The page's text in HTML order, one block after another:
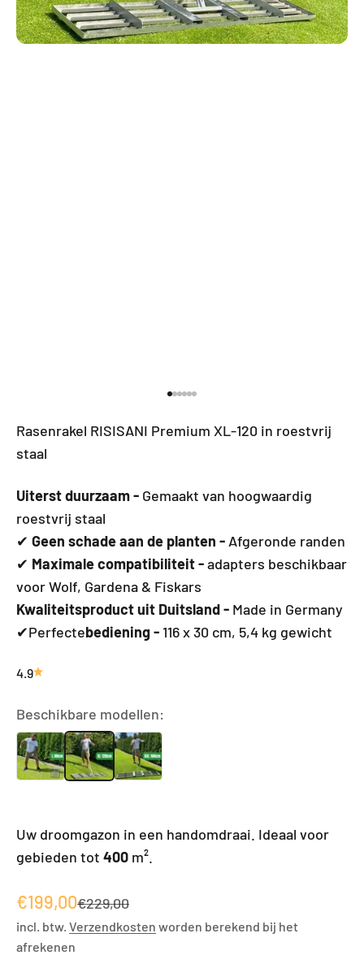
Rasenrakel RISISANI Premium XL-120 in roestvrij
staal
Uiterst duurzaam - Gemaakt van hoogwaardig
roestvrij staal
✔ Geen schade aan de planten - Afgeronde randen
✔ Maximale compatibiliteit -adapters beschikbaar
voor Wolf, Gardena & Fiskars
Kwaliteitsproduct uit Duitsland - Made in Germany
✔Perfectebediening - 116 x 30 cm, 5,4 kg gewicht
4.9
Beschikbare modellen:
Uw droomgazon in een handomdraai. Ideaal voor
gebieden tot 400 m².
Angebot
€199,00Regulärer Preis
€229,00
incl. btw. Verzendkosten worden berekend bij het
afrekenen